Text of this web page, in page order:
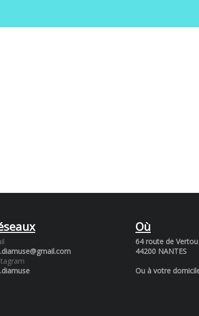
Où
64 route de Vertou
44200 NANTES
Ou à votre